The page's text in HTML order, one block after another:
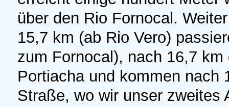
über den Rio Fornocal.
15,7 km (ab Rio Vero)
zum Fornocal), nach 16,7
Portiacha und kommen nach
Straße, wo wir unser zweites